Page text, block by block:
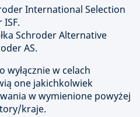
International Selection
Schroder Alternative
AS.
w celach
one jakichkolwiek
w wymienione powyżej
kraje.